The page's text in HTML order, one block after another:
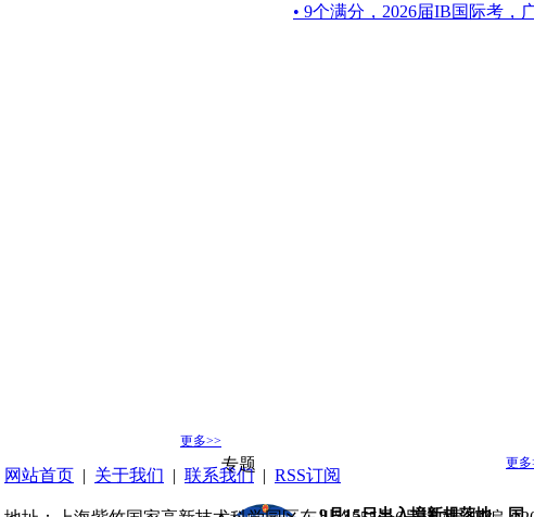
• 9个满分，2026届IB国际考，
更多>>
专题 更多
网站首页 | 关于我们 | 联系我们| RSS订阅